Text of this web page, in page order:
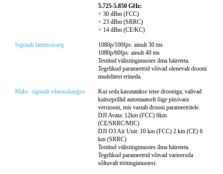
5.725-5.850 GHz:
< 30 dBm (FCC)
< 23 dBm (SRRC)
< 14 dBm (CE/KC)
Signaali latentsusaeg
1080p/100fps: ainult 30 ms
1080p/60fps: ainult 40 ms
Testitud välistingimustes ilma häireteta.
Tegelikud parameetrid võivad olenevalt drooni
mudelitest erineda.
Maks. signaali edastuskaugus
Kui seda kasutatakse teise drooniga, valivad
kaitseprillid automaatselt õige püsivara
versiooni, mis vastab drooni parameetritele.
DJI Avata: 12km (FCC) 6km
(CE/SRRC/MIC)
DJI O3 Air Unit: 10 km (FCC) 2 km (CE) 6
km (SRRC)
Testitud välistingimustes ilma häireteta.
Tegelikud parameetrid võivad varieeruda
sõltuvalt töötingimustest.